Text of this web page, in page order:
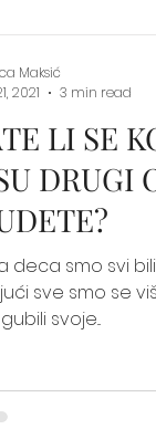
LI SE
DRUGI
deca smo svi
sve smo se
svoje...
Maksić
2021
3 min read